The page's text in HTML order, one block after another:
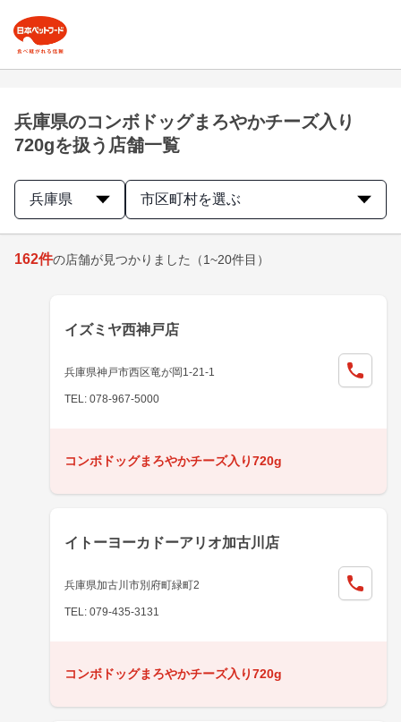
兵庫県のコンボドッグまろやかチーズ入り
720gを扱う店舗一覧
兵庫県 市区町村を選ぶ
162件の店舗が見つかりました （1~20件目）
イズミヤ西神戸店
兵庫県神戸市西区竜が岡1-21-1
TEL: 078-967-5000
コンボドッグまろやかチーズ入り720g
イトーヨーカドーアリオ加古川店
兵庫県加古川市別府町緑町2
TEL: 079-435-3131
コンボドッグまろやかチーズ入り720g